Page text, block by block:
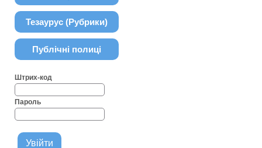
Тезаурус (Рубрики)
Публічні полиці
Штрих-код
Пароль